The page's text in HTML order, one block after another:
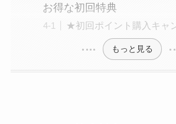
お得な初回特典
★初回ポイント購入キャ
もっと見る